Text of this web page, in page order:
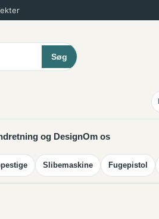
i hjemmet
Søg
og DesignOm os
Slibemaskine Fugepistol